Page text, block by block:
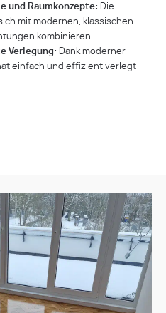
und Raumkonzepte: Die
mit modernen, klassischen
kombinieren.
Verlegung: Dank moderner
einfach und effizient verlegt